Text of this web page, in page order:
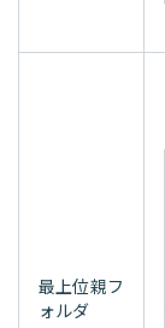
最上位親フ
ォルダ